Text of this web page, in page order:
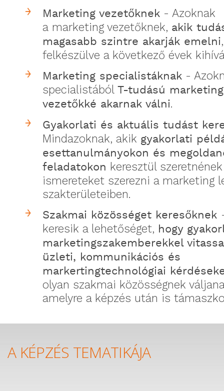
Marketing vezetőknek - Azoknak
a marketing vezetőknek, akik
magasabb szintre akarják emelni,
felkészülve a következő évek
Marketing specialistáknak -
specialistából T-tudású
vezetőkké akarnak válni.
Gyakorlati és aktuális tudást
Mindazoknak, akik gyakorlati
esettanulmányokon és
feladatokon keresztül szeretnének
ismereteket szerezni a marketing
szakterületeiben.
Szakmai közösséget keresőknek
keresik a lehetőséget, hogy
marketingszakemberekkel
üzleti, kommunikációs és
markertingtechnológiai
olyan szakmai közösségnek
amelyre a képzés után is
A KÉPZÉS TEMATIKÁJA